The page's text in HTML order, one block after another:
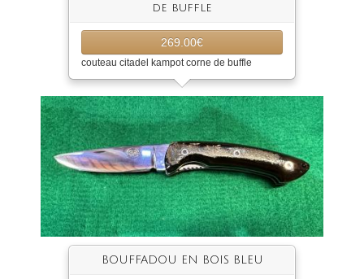
de buffle
269.00€
couteau citadel kampot corne de buffle
BOUFFADOU EN BOIS BLEU